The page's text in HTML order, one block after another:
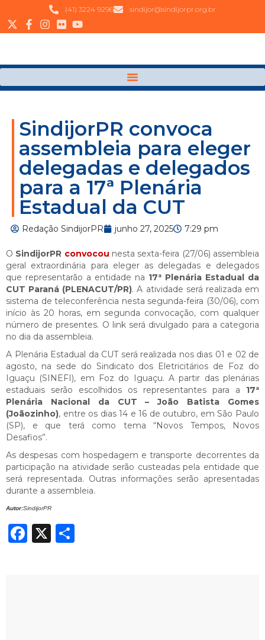
(41) 3224 9296 sindijor@sindijorpr.org.br
SindijorPR convoca
assembleia para eleger
delegadas e delegados
para a 17ª Plenária
Estadual da CUT
Redação SindijorPR junho 27, 2025 7:29 pm
O SindijorPR convocou nesta sexta-feira (27/06) assembleia
geral extraordinária para eleger as delegadas e delegados
que representarão a entidade na 17ª Plenária Estadual da
CUT Paraná (PLENACUT/PR). A atividade será realizada em
sistema de teleconferência nesta segunda-feira (30/06), com
início às 20 horas, em segunda convocação, com qualquer
número de presentes. O link será divulgado para a categoria
no dia da assembleia.
A Plenária Estadual da CUT será realizada nos dias 01 e 02 de
agosto, na sede do Sindicato dos Eletricitários de Foz do
Iguaçu (SINEFI), em Foz do Iguaçu. A partir das plenárias
estaduais serão escolhidos os representantes para a 17ª
Plenária Nacional da CUT – João Batista Gomes
(Joãozinho), entre os dias 14 e 16 de outubro, em São Paulo
(SP), e que terá como tema “Novos Tempos, Novos
Desafios”.
As despesas com hospedagem e transporte decorrentes da
participação na atividade serão custeadas pela entidade que
será representada. Outras informações serão apresentadas
durante a assembleia.
Autor:SindijorPR
Facebook
X